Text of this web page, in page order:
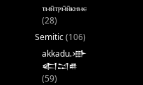
ⲧⲙⲛ̄ⲧⲣⲙ̄ⲛ̄ⲕⲏⲙⲉ
(28)
Semitic(106)
akkadu.𒀝
𒅗𒁺𒌑
(59)